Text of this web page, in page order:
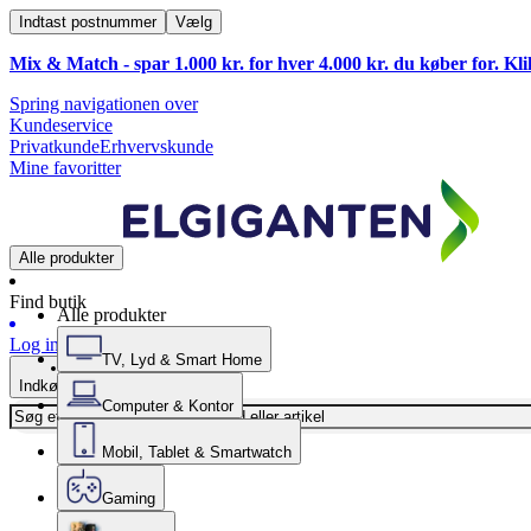
Indtast postnummer Vælg
Mix & Match - spar 1.000 kr. for hver 4.000 kr. du køber for.
Spring navigationen over
Kundeservice
PrivatkundeErhvervskunde
Mine favoritter
Alle produkter
Find butik
Log ind
Indkøbskurv
Alle produkter
TV, Lyd & Smart Home
Computer & Kontor
Mobil, Tablet & Smartwatch
Gaming